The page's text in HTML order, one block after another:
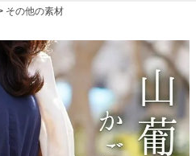
その他の素材